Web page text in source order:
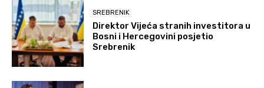
SREBRENIK
Direktor Vijeća stranih investitora u
Bosni i Hercegovini posjetio
Srebrenik